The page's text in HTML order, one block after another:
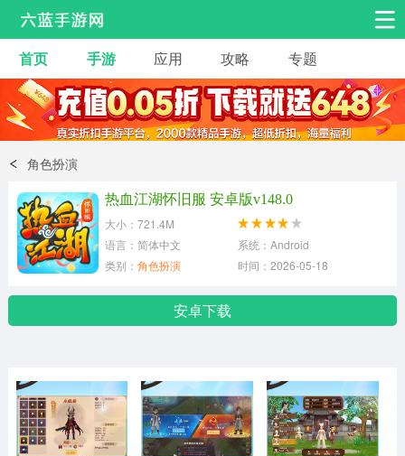
安卓手游 手游工具
热门手游 角色扮演 益智休闲
动作射击
冒险解谜
体育竞技
首页 手游 应用 攻略 专题
角色扮演
热血江湖怀旧服 安卓版v148.0
大小：721.4M
语言：简体中文
系统：Android
类别： 角色扮演 时间：2026-05-18
安卓下载